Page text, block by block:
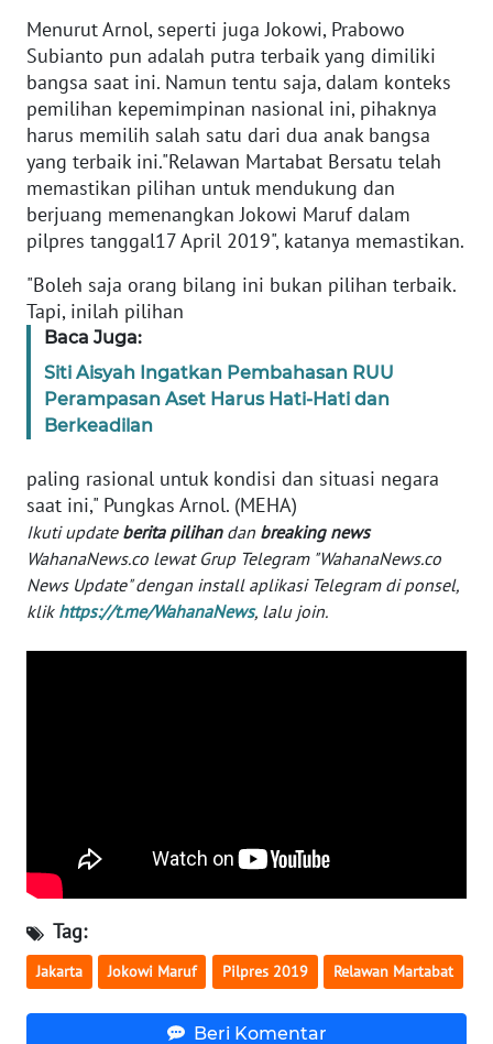
Menurut Arnol, seperti juga Jokowi, Prabowo
Subianto pun adalah putra terbaik yang dimiliki
bangsa saat ini. Namun tentu saja, dalam konteks
pemilihan kepemimpinan nasional ini, pihaknya
harus memilih salah satu dari dua anak bangsa
yang terbaik ini."Relawan Martabat Bersatu telah
memastikan pilihan untuk mendukung dan
berjuang memenangkan Jokowi Maruf dalam
pilpres tanggal17 April 2019", katanya memastikan.
"Boleh saja orang bilang ini bukan pilihan terbaik.
Tapi, inilah pilihan
Baca Juga:
Siti Aisyah Ingatkan Pembahasan RUU
Perampasan Aset Harus Hati-Hati dan
Berkeadilan
paling rasional untuk kondisi dan situasi negara
saat ini," Pungkas Arnol. (MEHA)
Ikuti update berita pilihandan breaking news
WahanaNews.co lewat Grup Telegram "WahanaNews.co
News Update" dengan install aplikasi Telegram di ponsel,
klik https://t.me/WahanaNews, lalu join.
Tag:
Jakarta Jokowi Maruf Pilpres 2019 Relawan Martabat
Beri Komentar
SULBAR
WN
BABEL
WN
SUMBAR
WN
SUMSEL
WN
WN
LAMPUNG
WN
JATENG
WN
NUSANTARA
WN
KALBAR
WN
KALTENG